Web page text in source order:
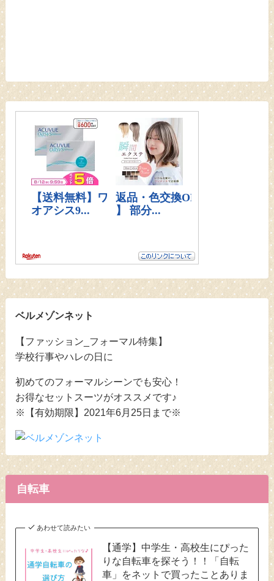
ベルメゾンネット
【ファッション_フォーマル特集】
学校行事やハレの日に
初めてのフォーマルシーンでも安心！
お得なセットスーツがオススメです♪
※【有効期限】2021年6月25日まで※
自転車
あわせて読みたい
【通学】中学生・高校生にぴった
りな自転車を探そう！！「自転
車」をネットで買ったことありま